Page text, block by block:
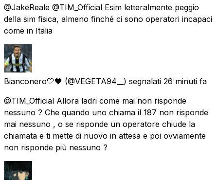
@JakeReale @TIM_Official Esim letteralmente peggio
della sim fisica, almeno finché ci sono operatori incapaci
come in Italia
Bianconero🤍🖤 (@VEGETA94__) segnalati 26 minuti fa
@TIM_Official Allora ladri come mai non risponde
nessuno ? Che quando uno chiama il 187 non risponde
mai nessuno , o se risponde un operatore chiude la
chiamata e ti mette di nuovo in attesa e poi ovviamente
non risponde più nessuno ?